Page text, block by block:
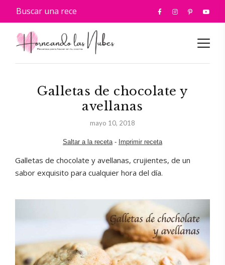
Galletas de chocolate y
avellanas
mayo 10, 2018
Saltar a la receta- Imprimir receta
Galletas de chocolate y avellanas, crujientes, de un
sabor exquisito para cualquier hora del día.